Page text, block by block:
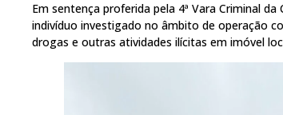
Em sentença proferida pela 4ª Vara Criminal
indivíduo investigado no âmbito de operação
drogas e outras atividades ilícitas em imóvel